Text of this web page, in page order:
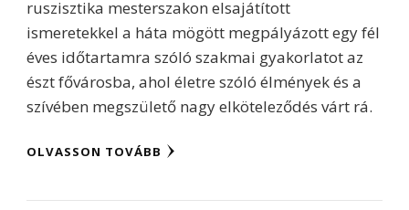
ruszisztika mesterszakon elsajátított
ismeretekkel a háta mögött megpályázott egy fél
éves időtartamra szóló szakmai gyakorlatot az
észt fővárosba, ahol életre szóló élmények és a
szívében megszülető nagy elköteleződés várt rá.
OLVASSON TOVÁBB